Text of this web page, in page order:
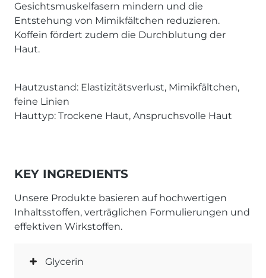
Gesichtsmuskelfasern mindern und die
Entstehung von Mimikfältchen reduzieren.
Koffein fördert zudem die Durchblutung der
Haut.
Hautzustand: Elastizitätsverlust, Mimikfältchen,
feine Linien
Hauttyp: Trockene Haut, Anspruchsvolle Haut
KEY INGREDIENTS
Unsere Produkte basieren auf hochwertigen
Inhaltsstoffen, verträglichen Formulierungen und
effektiven Wirkstoffen.
Glycerin